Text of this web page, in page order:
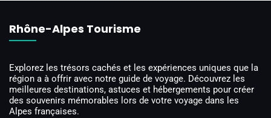
Rhône-Alpes Tourisme
Explorez les trésors cachés et les expériences uniques que la
région a à offrir avec notre guide de voyage. Découvrez les
meilleures destinations, astuces et hébergements pour créer
des souvenirs mémorables lors de votre voyage dans les
Alpes françaises.